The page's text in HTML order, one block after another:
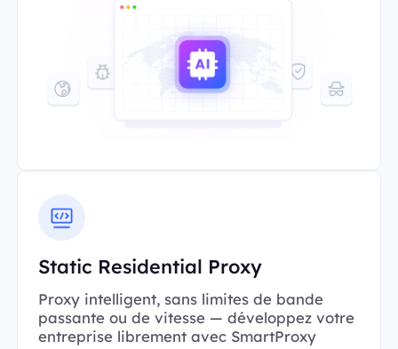
Static Residential Proxy
Proxy intelligent, sans limites de bande
passante ou de vitesse — développez votre
entreprise librement avec SmartProxy